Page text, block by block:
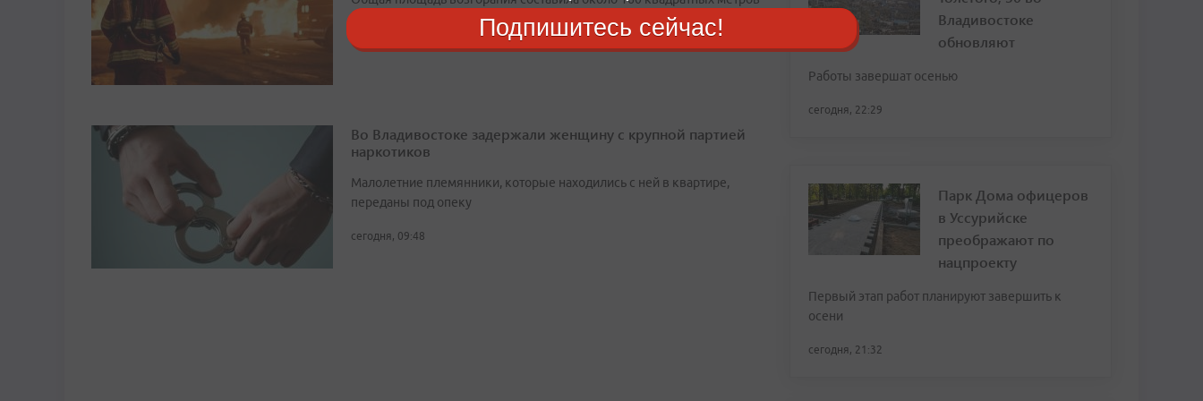
Во Владивостоке задержали женщину с крупной партией
наркотиков
Малолетние племянники, которые находились с ней в квартире,
переданы под опеку
сегодня, 09:48
Владивостоке
обновляют
Работы завершат осенью
сегодня, 22:29
Парк Дома офицеров
в Уссурийске
преображают по
нацпроекту
Первый этап работ планируют завершить к
осени
сегодня, 21:32
Подпишитесь сейчас!